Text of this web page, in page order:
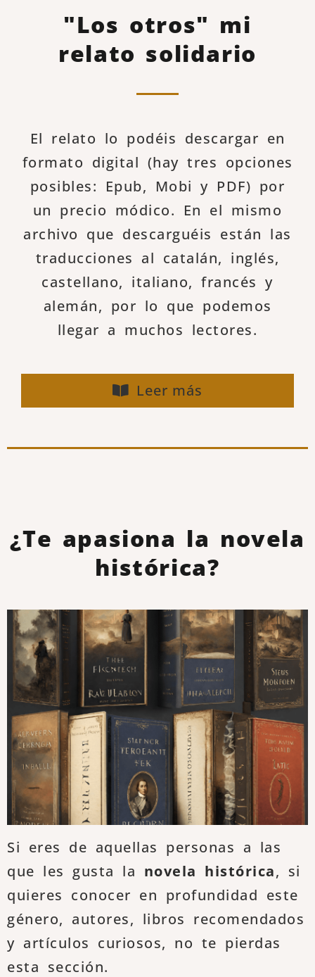
"Los otros" mi
relato solidario
El relato lo podéis descargar en
formato digital (hay tres opciones
posibles: Epub, Mobi y PDF) por
un precio módico. En el mismo
archivo que descarguéis están las
traducciones al catalán, inglés,
castellano, italiano, francés y
alemán, por lo que podemos
llegar a muchos lectores.
Leer más
¿Te apasiona la novela
histórica?
Si eres de aquellas personas a las
que les gusta la novela histórica, si
quieres conocer en profundidad este
género, autores, libros recomendados
y artículos curiosos, no te pierdas
esta sección.